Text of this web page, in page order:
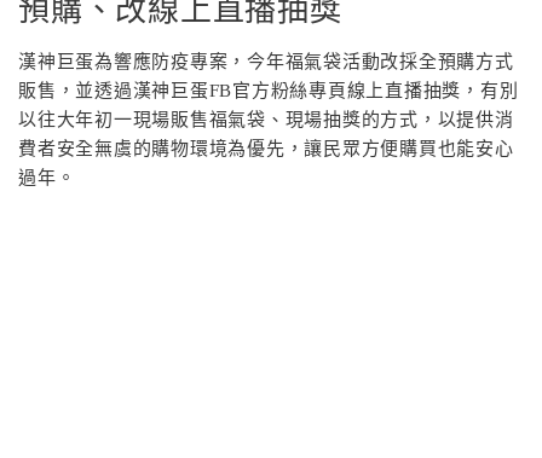
預購、改線上直播抽獎
漢神巨蛋為響應防疫專案，今年福氣袋活動改採全預購方式
販售，並透過漢神巨蛋FB官方粉絲專頁線上直播抽獎，有別
以往大年初一現場販售福氣袋、現場抽獎的方式，以提供消
費者安全無虞的購物環境為優先，讓民眾方便購買也能安心
過年。